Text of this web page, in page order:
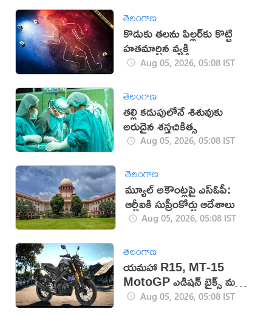
తెలంగాణ
కొడుకు తలను పిల్లర్‌కు కొట్టి
హతమార్చిన వ్యక్తి
Aug 05, 2026, 05:08 IST
తెలంగాణ
తల్లి కడుపులోనే శిశువుకు
అరుదైన శస్త్రచికిత్స
Aug 05, 2026, 05:08 IST
తెలంగాణ
మ్యూల్ అకౌంట్లపై ఎస్ఓపీ:
ఆర్బీఐకి సుప్రీంకోర్టు ఆదేశాలు
Aug 05, 2026, 05:08 IST
తెలంగాణ
యమహా R15, MT-15
MotoGP ఎడిషన్ బైక్స్ మళ్లీ
వచ్చేశాయి
Aug 05, 2026, 05:08 IST